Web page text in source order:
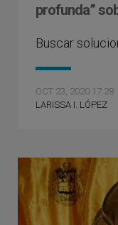
profunda”
Buscar
OCT 23, 2020 17:28
LARISSA I. LÓPEZ